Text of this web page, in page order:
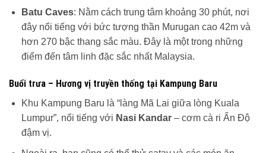
Batu Caves: Nằm cách trung tâm khoảng 30 phút, nơi
đây nổi tiếng với bức tượng thần Murugan cao 42m và
hơn 270 bậc thang sắc màu. Đây là một trong những
điểm đến tâm linh đặc sắc nhất Malaysia.
Buổi trưa – Hương vị truyền thống tại Kampung Baru
Khu Kampung Baru là “làng Mã Lai giữa lòng Kuala
Lumpur”, nổi tiếng với Nasi Kandar– cơm cà ri Ấn Độ
đậm vị.